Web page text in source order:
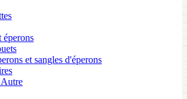
éperons
et sangles d'éperons